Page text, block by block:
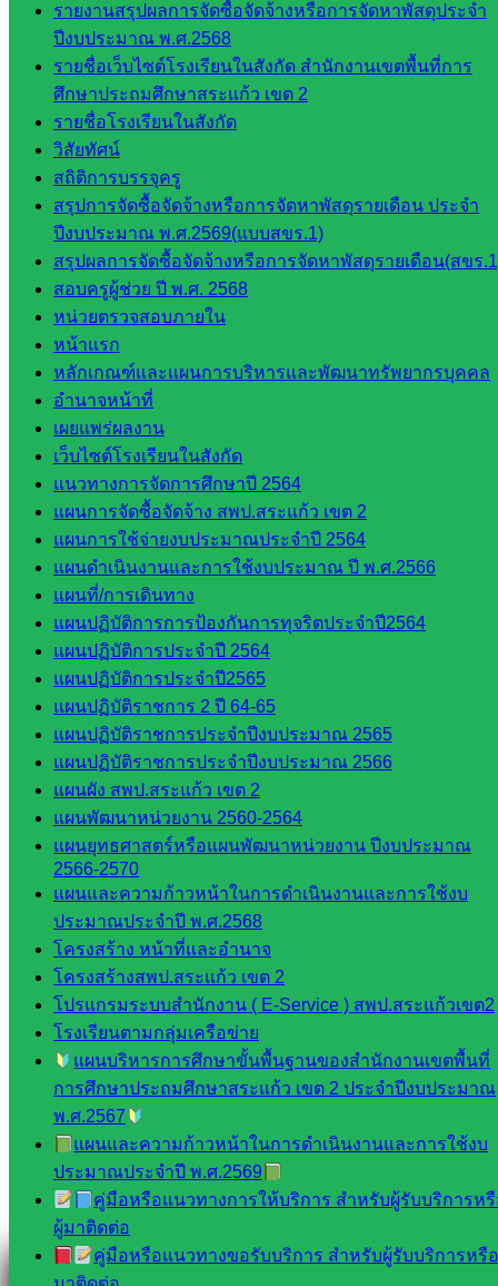
รายงานสรุปผลการจัดซื้อจัดจ้างหรือการจัดหาพัสดุประจำ
ปีงบประมาณ พ.ศ.2568
รายชื่อเว็บไซต์โรงเรียนในสังกัด สำนักงานเขตพื้นที่การ
ศึกษาประถมศึกษาสระแก้ว เขต 2
รายชื่อโรงเรียนในสังกัด
วิสัยทัศน์
สถิติการบรรจุครู
สรุปการจัดซื้อจัดจ้างหรือการจัดหาพัสดุรายเดือน ประจำ
ปีงบประมาณ พ.ศ.2569(แบบสขร.1)
สรุปผลการจัดซื้อจัดจ้างหรือการจัดหาพัสดุรายเดือน(สขร
สอบครูผู้ช่วย ปี พ.ศ. 2568
หน่วยตรวจสอบภายใน
หน้าแรก
หลักเกณฑ์และแผนการบริหารและพัฒนาทรัพยากรบุคคล
อำนาจหน้าที่
เผยแพร่ผลงาน
เว็บไซต์โรงเรียนในสังกัด
แนวทางการจัดการศึกษาปี 2564
แผนการจัดซื้อจัดจ้าง สพป.สระแก้ว เขต 2
แผนการใช้จ่ายงบประมาณประจำปี 2564
แผนดำเนินงานและการใช้งบประมาณ ปี พ.ศ.2566
แผนที่/การเดินทาง
แผนปฏิบัติการการป้องกันการทุจริตประจำปี2564
แผนปฏิบัติการประจำปี 2564
แผนปฏิบัติการประจำปี2565
แผนปฏิบัติราชการ 2 ปี 64-65
แผนปฏิบัติราชการประจำปีงบประมาณ 2565
แผนปฏิบัติราชการประจำปีงบประมาณ 2566
แผนผัง สพป.สระแก้ว เขต 2
แผนพัฒนาหน่วยงาน 2560-2564
แผนยุทธศาสตร์หรือแผนพัฒนาหน่วยงาน ปีงบประมาณ
2566-2570
แผนและความก้าวหน้าในการดำเนินงานและการใช้งบ
ประมาณประจำปี พ.ศ.2568
โครงสร้าง หน้าที่และอำนาจ
โครงสร้างสพป.สระแก้ว เขต 2
โปรแกรมระบบสำนักงาน ( E-Service ) สพป.สระแก้วเขต2
โรงเรียนตามกลุ่มเครือข่าย
แผนบริหารการศึกษาขั้นพื้นฐานของสำนักงานเขตพื้นที่
การศึกษาประถมศึกษาสระแก้ว เขต 2 ประจำปีงบประมาณ
พ.ศ.2567
แผนและความก้าวหน้าในการดำเนินงานและการใช้งบ
ประมาณประจำปี พ.ศ.2569
คู่มือหรือแนวทางการให้บริการ สำหรับผู้รับบริการห
ผู้มาติดต่อ
คู่มือหรือแนวทางขอรับบริการ สำหรับผู้รับบริการหรื
บริหาร
งานงาน
เงินและ
สินทรัพย์
กลุ่มน
โยบาย
และแผน
กลุ่มส่ง
เสริมการ
จัดการ
ศึกษา
กลุ่ม
บริหาร
งาน
บุคคล
กลุ่ม
กลุ่มนิ
ติดตาม
และประ
เมินผลฯ
::: ©2021 sakarea2.go.th. All rights reserved. Design By SK2 ICT
TEAM :::
สอบถามได้นะคะ
Line
Tel 037-232263:
Messenger
Facebook